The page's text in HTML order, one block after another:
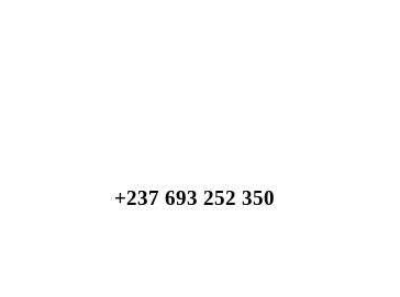
+237 693 252 350